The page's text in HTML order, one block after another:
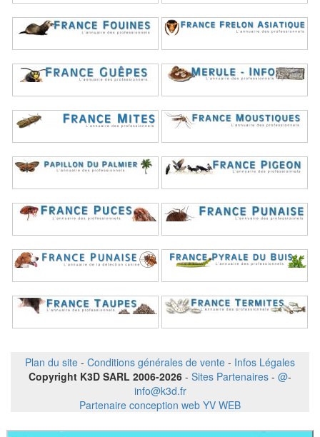
Plan du site - Conditions générales de vente - Infos Légales
Copyright K3D SARL 2006-2026 - Sites Partenaires - @-
info@k3d.fr
Partenaire conception web YV WEB